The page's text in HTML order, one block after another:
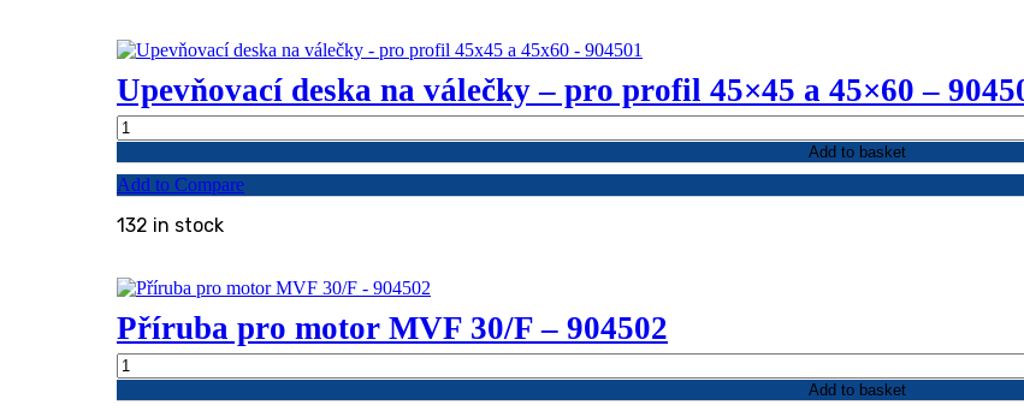
Upevňovací deska na válečky – pro profil 45×45 a 45×60 –
Upevňovací
deska
na
válečky
pro
45x45
a
45x60
-
904501
quantity
Add to basket
Add to Compare
132 in stock
Příruba pro motor MVF 30/F – 904502
Příruba
pro
motor
Add to basket